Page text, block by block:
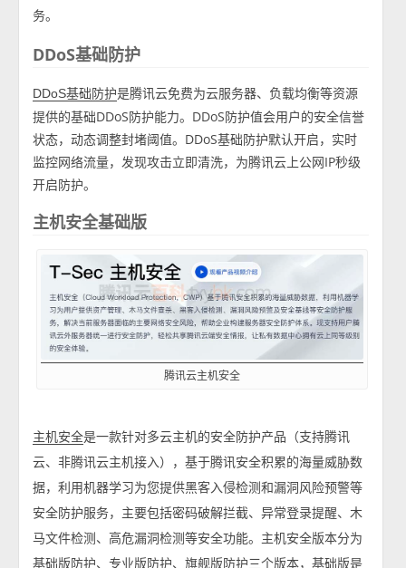
务。
DDoS基础防护
DDoS基础防护是腾讯云免费为云服务器、负载均衡等资源
提供的基础DDoS防护能力。DDoS防护值会用户的安全信誉
状态，动态调整封堵阈值。DDoS基础防护默认开启，实时
监控网络流量，发现攻击立即清洗，为腾讯云上公网IP秒级
开启防护。
主机安全基础版
腾讯云主机安全
主机安全是一款针对多云主机的安全防护产品（支持腾讯
云、非腾讯云主机接入），基于腾讯安全积累的海量威胁数
据，利用机器学习为您提供黑客入侵检测和漏洞风险预警等
安全防护服务，主要包括密码破解拦截、异常登录提醒、木
马文件检测、高危漏洞检测等安全功能。主机安全版本分为
基础版防护、专业版防护、旗舰版防护三个版本，基础版是